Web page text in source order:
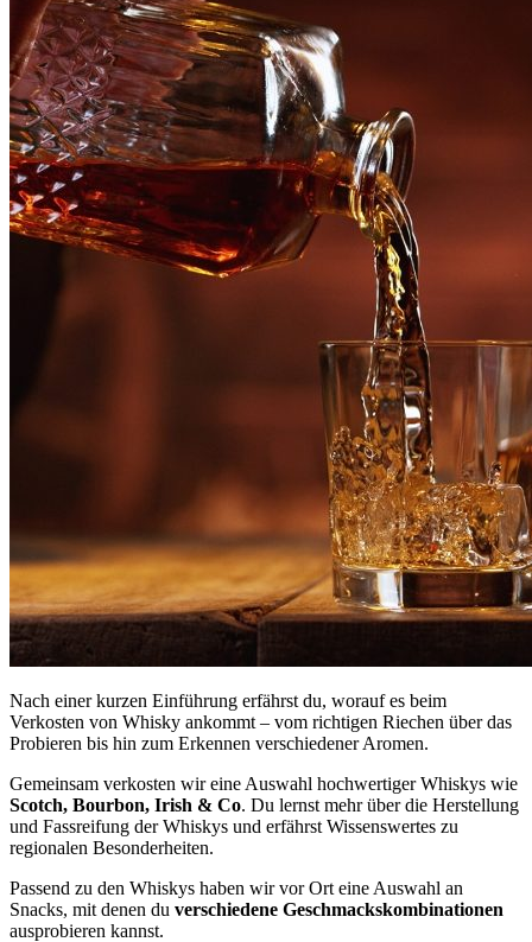
Nach einer kurzen Einführung erfährst du, worauf es beim
Verkosten von Whisky ankommt – vom richtigen Riechen über das
Probieren bis hin zum Erkennen verschiedener Aromen.
Gemeinsam verkosten wir eine Auswahl hochwertiger Whiskys wie
Scotch, Bourbon, Irish & Co. Du lernst mehr über die Herstellung
und Fassreifung der Whiskys und erfährst Wissenswertes zu
regionalen Besonderheiten.
Passend zu den Whiskys haben wir vor Ort eine Auswahl an
Snacks, mit denen du verschiedene Geschmackskombinationen
ausprobieren kannst.